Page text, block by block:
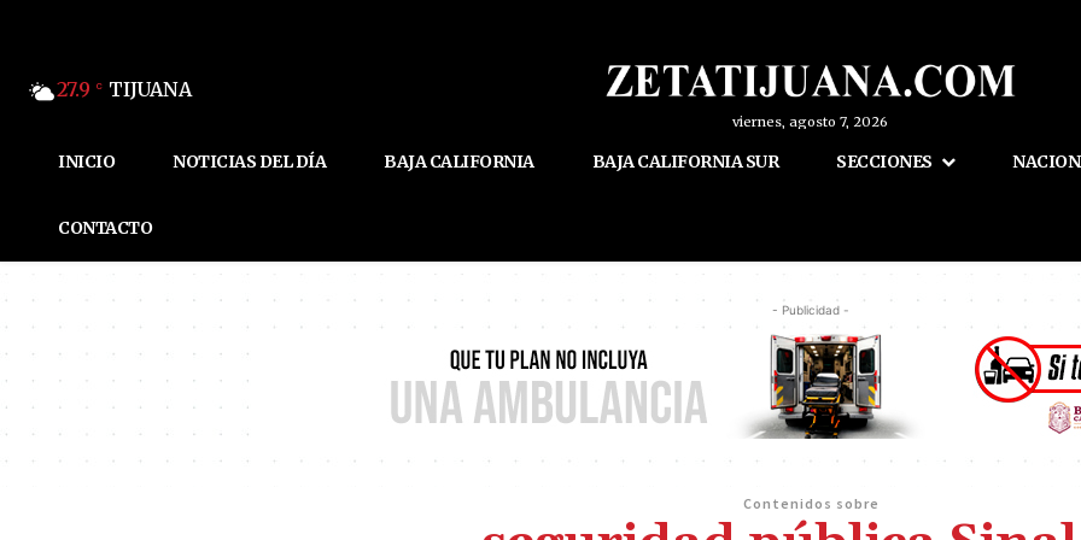
27.9 C TIJUANA
viernes, agosto 7, 2026
INICIO NOTICIAS DEL DÍA BAJA CALIFORNIA BAJA CALIFORNIA SUR SECCIONES
CONTACTO
- Publicidad -
Contenidos sobre